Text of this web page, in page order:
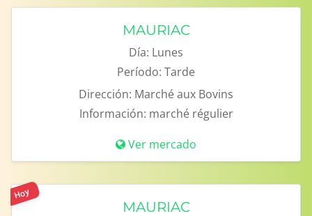
MAURIAC
Día: Lunes
Período: Tarde
Dirección: Marché aux Bovins
Información: marché régulier
Ver mercado
Hoy
MAURIAC